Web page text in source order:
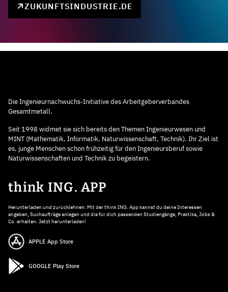
ZUKUNFTSINDUSTRIE.DE
Die Ingenieurnachwuchs-Initiative des Arbeitgeberverbandes
Gesamtmetall.
Seit 1998 widmet sie sich bereits den Themen Ingenieurwesen und
MINT (Mathematik, Informatik, Naturwissenschaft, Technik). Ihr Ziel ist
es, junge Menschen schon frühzeitig für den Ingenieursberuf sowie
Naturwissenschaften und Technik zu begeistern.
think ING. APP
Herunterladen und zurücklehnen: Mit der think ING. App kannst du deine Interessen
angeben, Suchaufträge anlegen und die für dich passenden Studiengänge, Praktika, Jobs &
Co. erhalten. Jetzt herunterladen!
APPLE App Store
GOOGLE Play Store